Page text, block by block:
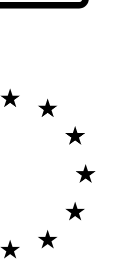
★ ★
★
★
★
★
★